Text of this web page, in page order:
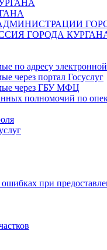
ГОРОДА
по адресу
через портал Госуслуг
через ГБУ МФЦ
полномочий по
при